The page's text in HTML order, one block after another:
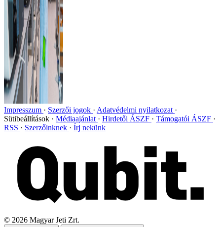
Impresszum Szerzői jogok
Adatvédelmi nyilatkozat
Sütibeállítások
Médiaajánlat Hirdetői ÁSZF
Támogatói ÁSZF
RSS
Szerzőinknek Írj nekünk
© 2026 Magyar Jeti Zrt.